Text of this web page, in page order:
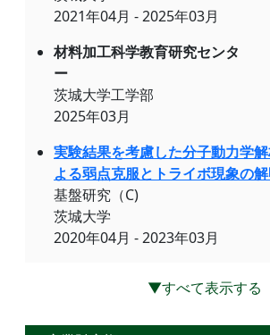
2021年04月 - 2025年03月
材料加工科学教育研究センタ
茨城大学工学部
2025年03月
実験結果を考慮した分子動力学
よる弱点克服とトライボ現象の
基盤研究（C)
茨城大学
2020年04月 - 2023年03月
▼すべて表示する